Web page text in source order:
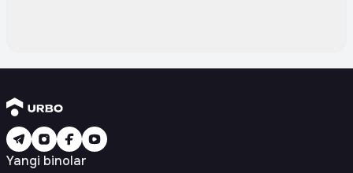
Yangi binolar